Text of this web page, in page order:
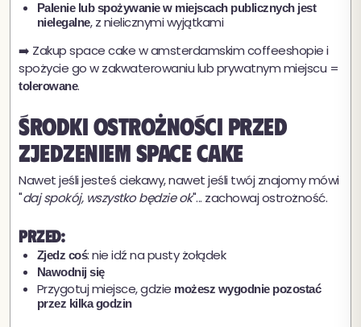
Palenie lub spożywanie w miejscach publicznych jest
nielegalne, z nielicznymi wyjątkami
➡️ Zakup space cake w amsterdamskim coffeeshopie i
spożycie go w zakwaterowaniu lub prywatnym miejscu =
tolerowane.
Środki ostrożności przed
zjedzeniem space cake
Nawet jeśli jesteś ciekawy, nawet jeśli twój znajomy mówi
"daj spokój, wszystko będzie ok"... zachowaj ostrożność.
Przed:
Zjedz coś: nie idź na pusty żołądek
Nawodnij się
Przygotuj miejsce, gdzie możesz wygodnie pozostać
przez kilka godzin